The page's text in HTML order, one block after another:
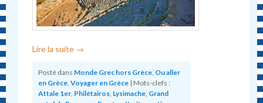
Lire la suite →
Posté dans Monde Grec hors Grèce, Ou aller
en Grèce,Voyager en Grèce | Mots-clefs :
Attale 1er, Philétairos, Lysimache, Grand